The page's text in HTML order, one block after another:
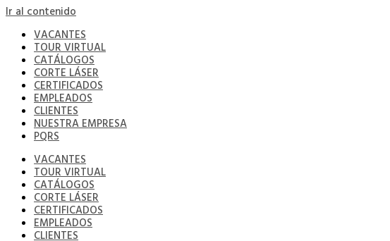
Ir al contenido
VACANTES
TOUR VIRTUAL
CATÁLOGOS
CORTE LÁSER
CERTIFICADOS
EMPLEADOS
CLIENTES
NUESTRA EMPRESA
PQRS
VACANTES
TOUR VIRTUAL
CATÁLOGOS
CORTE LÁSER
CERTIFICADOS
EMPLEADOS
CLIENTES